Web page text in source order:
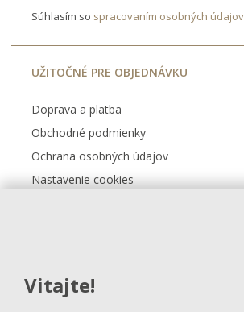
Vitajte!
Súhlasím so spracovaním osobných údajov
UŽITOČNÉ PRE OBJEDNÁVKU
Doprava a platba
Obchodné podmienky
Ochrana osobných údajov
Nastavenie cookies